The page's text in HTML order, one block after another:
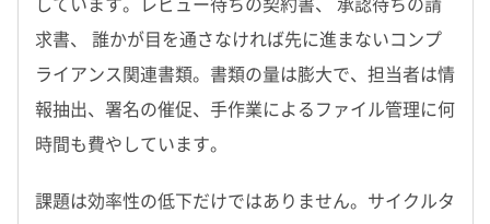
しています。レビュー待ちの契約書、 承認待ちの請
求書、 誰かが目を通さなければ先に進まないコンプ
ライアンス関連書類。書類の量は膨大で、担当者は情
報抽出、署名の催促、手作業によるファイル管理に何
時間も費やしています。
課題は効率性の低下だけではありません。サイクルタ